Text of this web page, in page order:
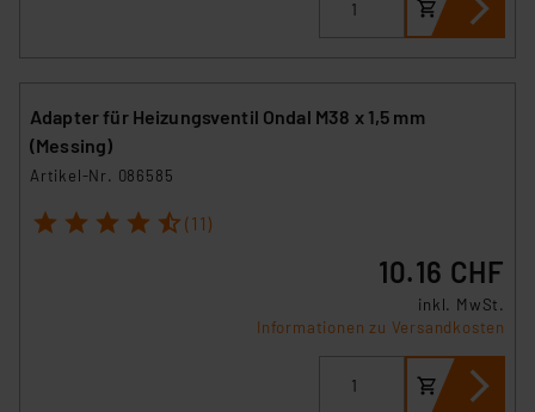
Adapter für Heizungsventil Ondal M38 x 1,5 mm
(Messing)
Artikel-Nr. 086585
1 2 3 4 5 (11)
10.16 CHF
inkl. MwSt.
Informationen zu Versandkosten